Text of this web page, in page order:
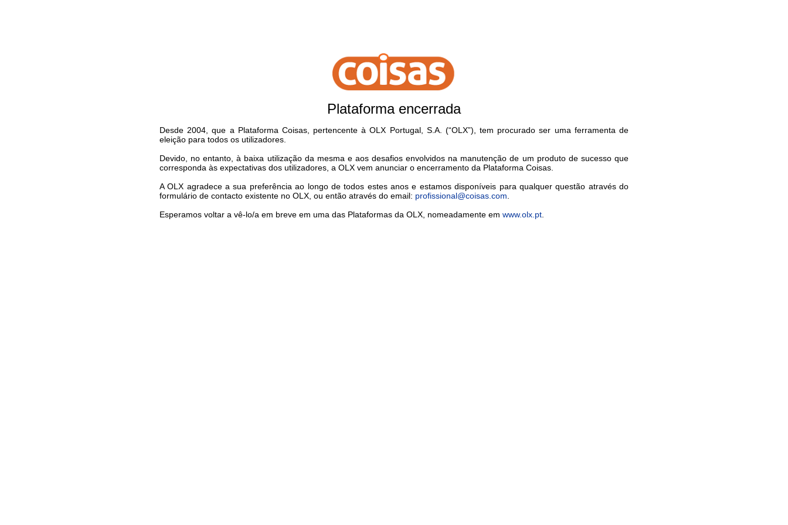
Plataforma encerrada
Desde 2004, que a Plataforma Coisas, pertencente à OLX Portugal, S.A. (“OLX”), tem procurado ser uma ferramenta de
eleição para todos os utilizadores.
Devido, no entanto, à baixa utilização da mesma e aos desafios envolvidos na manutenção de um produto de sucesso que
corresponda às expectativas dos utilizadores, a OLX vem anunciar o encerramento da Plataforma Coisas.
A OLX agradece a sua preferência ao longo de todos estes anos e estamos disponíveis para qualquer questão através do
formulário de contacto existente no OLX, ou então através do email: profissional@coisas.com
Esperamos voltar a vê-lo/a em breve em uma das Plataformas da OLX, nomeadamente em www.olx.pt